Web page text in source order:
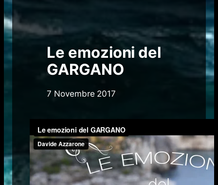
Le emozioni del
GARGANO
7 Novembre 2017